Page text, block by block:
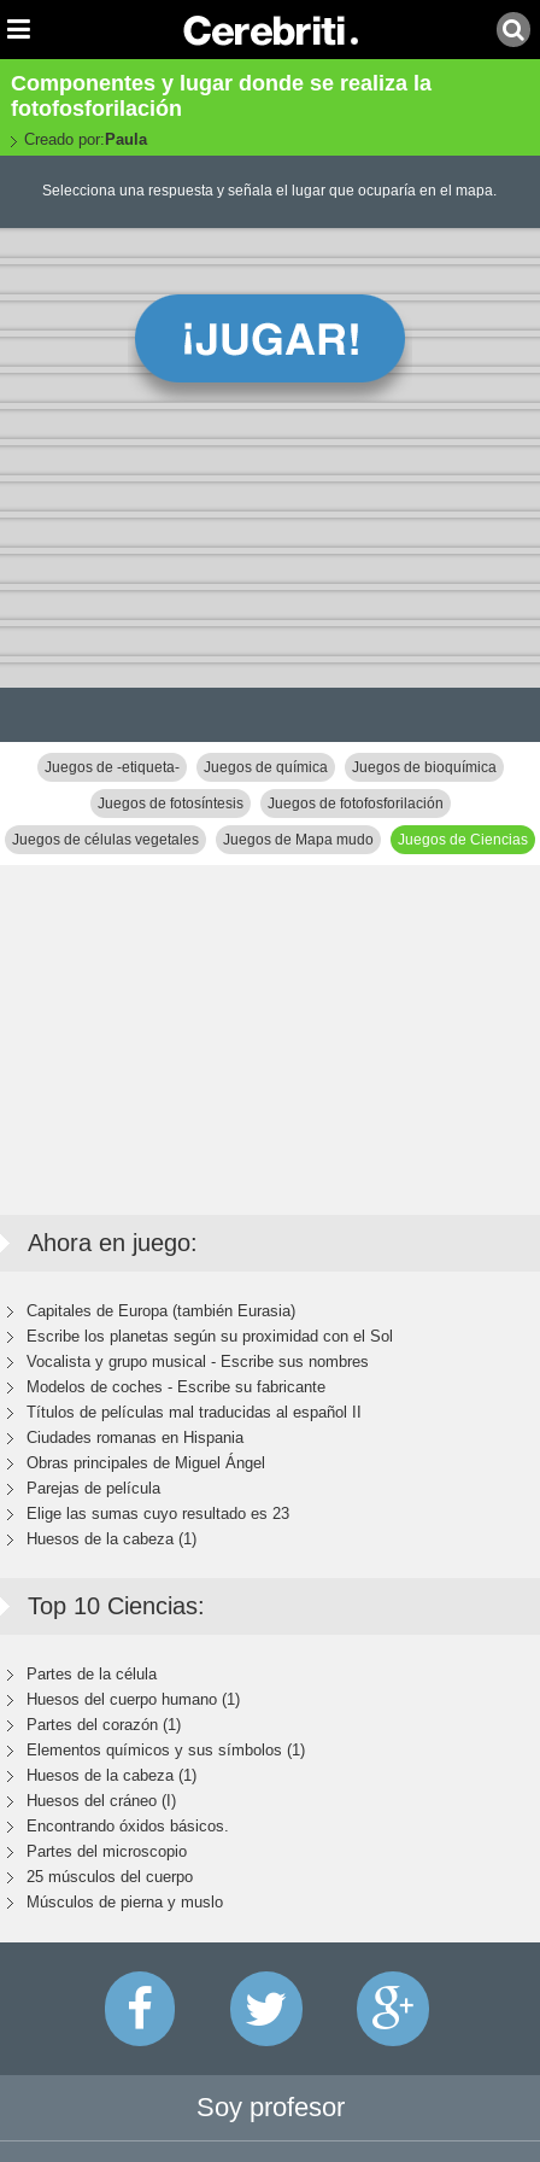
Componentes y lugar donde se realiza la
fotofosforilación
Creado por: Paula
Selecciona una respuesta y señala el lugar que ocuparía en el mapa.
Juegos de -etiqueta- Juegos de química Juegos de bioquímica
Juegos de fotosíntesis Juegos de fotofosforilación
Juegos de células vegetales Juegos de Mapa mudo Juegos de Ciencias
Ahora en juego:
Capitales de Europa (también Eurasia)
Escribe los planetas según su proximidad con el Sol
Vocalista y grupo musical - Escribe sus nombres
Modelos de coches - Escribe su fabricante
Títulos de películas mal traducidas al español II
Ciudades romanas en Hispania
Obras principales de Miguel Ángel
Parejas de película
Elige las sumas cuyo resultado es 23
Huesos de la cabeza (1)
Top 10 Ciencias:
Partes de la célula
Huesos del cuerpo humano (1)
Partes del corazón (1)
Elementos químicos y sus símbolos (1)
Huesos de la cabeza (1)
Huesos del cráneo (I)
Encontrando óxidos básicos.
Partes del microscopio
25 músculos del cuerpo
Músculos de pierna y muslo
Soy profesor